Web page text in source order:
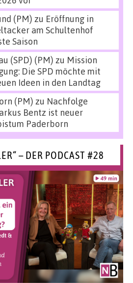
(PM) zu Eröffnung in
am Schultenhof
Saison
(SPD) (PM) zu Mission
Die SPD möchte mit
Ideen in den Landtag
(PM) zu Nachfolge
Bentz ist neuer
Paderborn
– DER PODCAST #28